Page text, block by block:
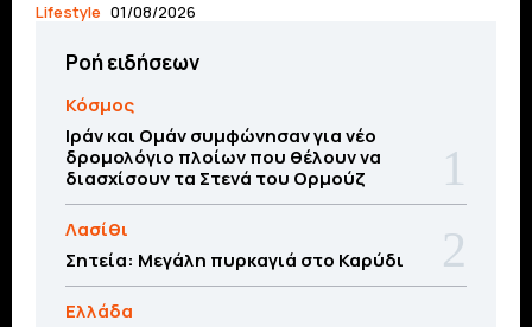
Lifestyle 01/08/2026
Ροή ειδήσεων
Κόσμος
Ιράν και Ομάν συμφώνησαν για νέο
δρομολόγιο πλοίων που θέλουν να
διασχίσουν τα Στενά του Ορμούζ
Λασίθι
Σητεία: Μεγάλη πυρκαγιά στο Καρύδι
Ελλάδα